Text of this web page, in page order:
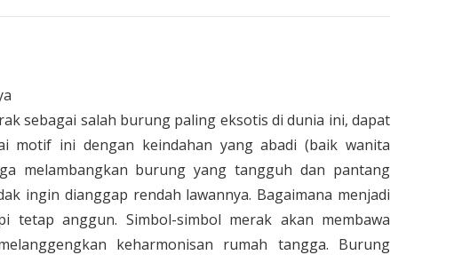
sebagai salah burung paling eksotis di dunia ini, dapat
motif ini dengan keindahan yang abadi (baik wanita
melambangkan burung yang tangguh dan pantang
ingin dianggap rendah lawannya. Bagaimana menjadi
tetap anggun. Simbol-simbol merak akan membawa
keharmonisan rumah tangga. Burung